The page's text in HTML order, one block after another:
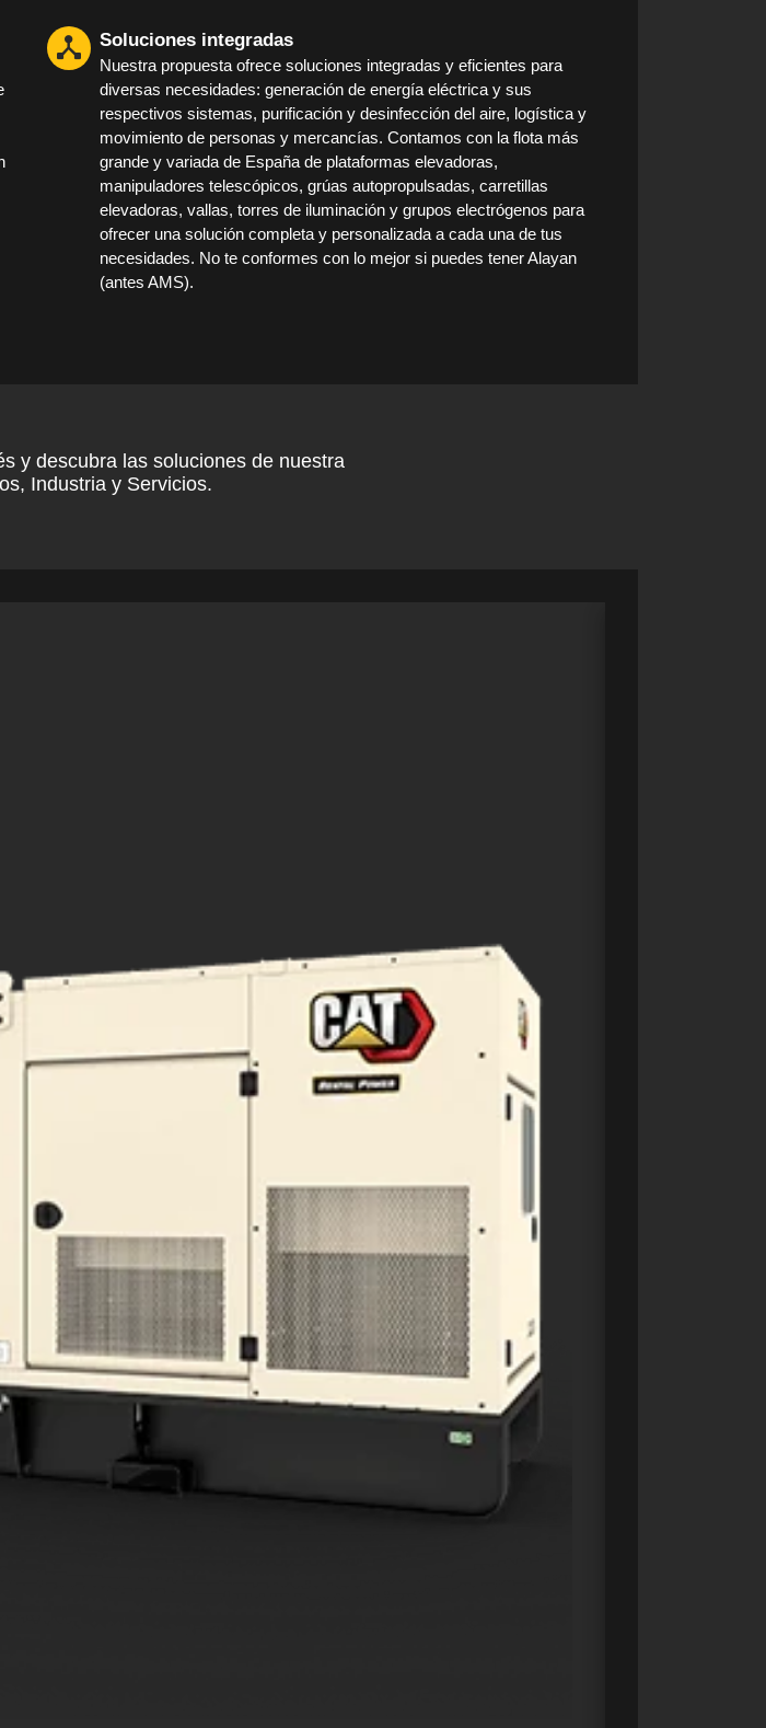
Soluciones integradas
Nuestra propuesta ofrece soluciones integradas y eficientes para
diversas necesidades: generación de energía eléctrica y sus
respectivos sistemas, purificación y desinfección del aire, logística y
movimiento de personas y mercancías. Contamos con la flota más
grande y variada de España de plataformas elevadoras,
manipuladores telescópicos, grúas autopropulsadas, carretillas
elevadoras, vallas, torres de iluminación y grupos electrógenos para
ofrecer una solución completa y personalizada a cada una de tus
necesidades. No te conformes con lo mejor si puedes tener Alayan
(antes AMS).
y descubra las soluciones de nuestra
Industria y Servicios.